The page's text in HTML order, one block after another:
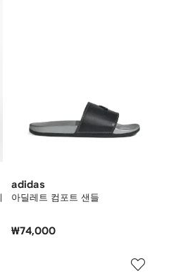
adidas
아딜레트 컴포트 샌들
₩74,000